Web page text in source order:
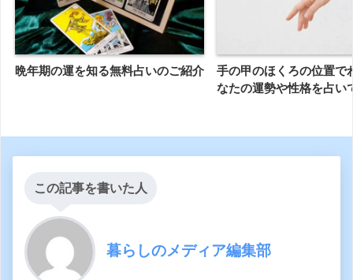
晩年期の運を知る無料占いのご紹介
手の甲のほくろの位置で
なたの運勢や性格を占い
この記事を書いた人
暮らしのメディア編集部